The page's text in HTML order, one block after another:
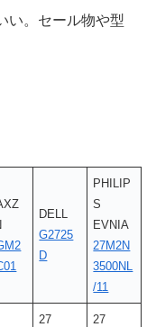
い。セール物や型
DELL
G2725
D
PHILIP
S
EVNIA
27M2N
3500NL
/11
27
27